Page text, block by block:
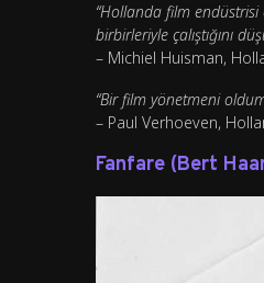
“Hollanda film
birbirleriyle çalıştığını
– Michiel Huisman,
“Bir film yönetmeni
– Paul Verhoeven,
Fanfare (Bert